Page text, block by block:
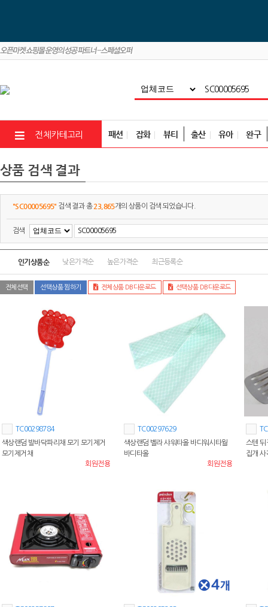
전체카테고리 패션 잡화 뷰티 출산 유아 완구
상품 검색 결과
"SC00005695" 검색 결과 총23,865개의 상품이 검색 되었습니다.
검색
인기상품순 낮은가격순 높은가격순 최근등록순
전체선택 선택상품 찜하기 전체상품 DB다운로드 선택상품 DB다운로드
TC00298784
색상랜덤 발바닥파리채 모기 모기제거
모기제거채
회원전용
TC00297629
색상랜덤 벨라 샤워타올 바디워시타월
바디타올
회원전용
스텐 뒤
집개 사